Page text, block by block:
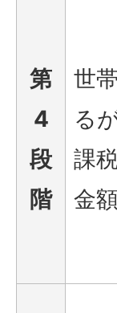
第
4
段
階
世
る
課
金